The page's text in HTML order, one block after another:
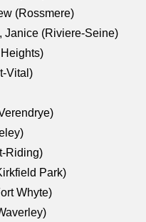
(Rossmere)
Janice (Riviere-Seine)
Vital)
Riding)
Park)
Whyte)